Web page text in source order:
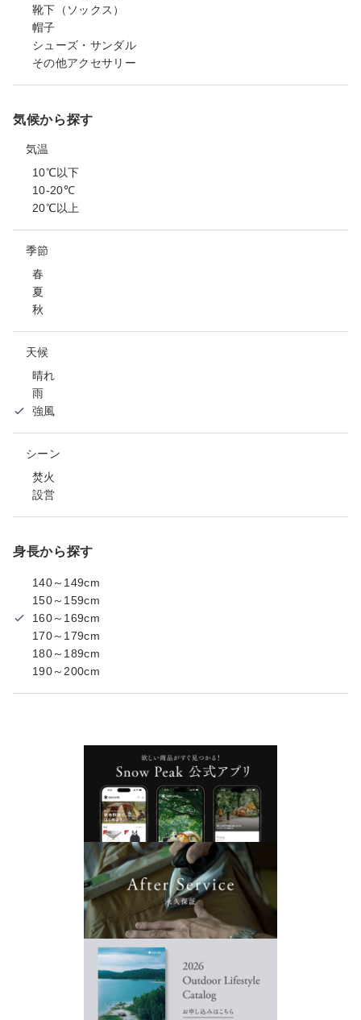
靴下（ソックス）
帽子
シューズ・サンダル
その他アクセサリー
気候から探す
気温
10℃以下
10-20℃
20℃以上
季節
春
夏
秋
天候
晴れ
雨
強風
シーン
焚火
設営
身長から探す
140～149cm
150～159cm
160～169cm
170～179cm
180～189cm
190～200cm